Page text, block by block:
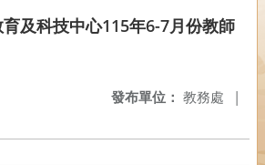
及科技中心115年6-7月份教師
發布單位： 教務處 |